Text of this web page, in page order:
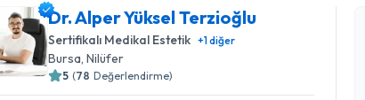
Dr. Alper Yüksel Terzioğlu
Sertifikalı Medikal Estetik +1diğer
Bursa , Nilüfer
5 (78 Değerlendirme)
Dr.